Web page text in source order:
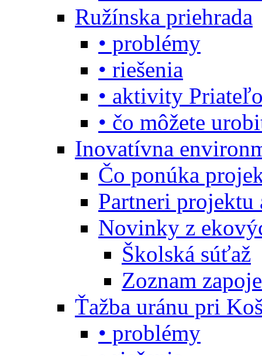
Ružínska priehrada
• problémy
• riešenia
• aktivity
• čo môžete
Inovatívna
Čo ponúka
Partneri projektu
Novinky z
Školská súťaž
Zoznam
Ťažba uránu pri
• problémy